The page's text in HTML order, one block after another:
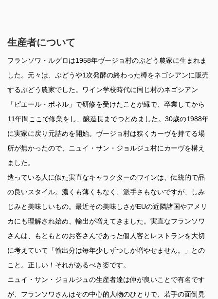
生産者について
フランソワ・ルグロは1958年ヴージョ村のぶどう農家に生まれま
した。元々は、ぶどうや1次発酵の終わった樽をネゴシアンに販売
するぶどう農家でした。ワイン学校時代に同じ村のネゴシアン
「ピエール・ポネル」で研修を受けたことが縁で、卒業してから
11年間ここで修業をし、醸造長までつとめました。30歳の1988年
に実家に戻り元詰めを開始。ヴージョ村は狭くカーヴを持てる場
所が無かったので、ニュイ・サン・ジョルジュ村にカーヴを構え
ました。
造っている人に似た実直なキャラクターのワインは、伝統的で品
の良いスタイル。濃くも薄くもなく、派手さもないですが、しみ
じみと美味しいもの。最近その美味しさがEUの近隣諸国やアメリ
カにも理解され始め、輸出が増えてきました。実直なフランソワ
さんは、もともとのお客さんであった個人客とレストランを大切
に考えていて「輸出分は毎年少しずつしか増やせません。」との
こと。正しい！それがあるべき姿です。
ニュイ・サン・ジョルジュの生産者達は仲が良いことで有名です
が、フランソワさんはその中心的人物のひとりで、若手の面倒見